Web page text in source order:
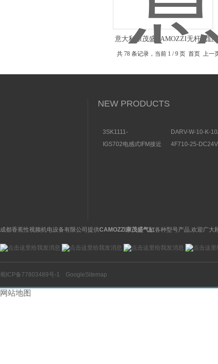
意大利康茂盛CAMOZZI无杆气缸
共 78 条记录，当前 1 / 9 页 首页 上
NEW PRODUCTS
3SK1111-
关特点及功能
DARV-W-10-K-
构分析
IGS702电感式IFM接近
4F710-25-
成都香蕉性视频机电设备有限公司提供CAMOZZI康茂盛气缸各种型号产品,欢迎广大
蜀ICP备77803489号-1 GoogleSitemap
网站地图